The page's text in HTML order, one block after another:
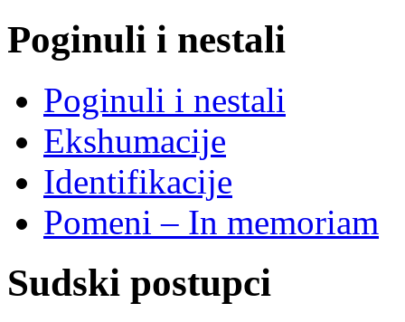
Poginuli i nestali
Poginuli i nestali
Ekshumacije
Identifikacije
Pomeni – In memoriam
Sudski postupci